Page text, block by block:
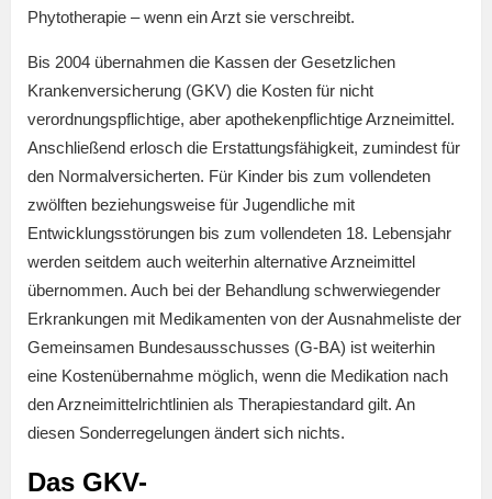
Phytotherapie – wenn ein Arzt sie verschreibt.
Bis 2004 übernahmen die Kassen der Gesetzlichen
Krankenversicherung (GKV) die Kosten für nicht
verordnungspflichtige, aber apothekenpflichtige Arzneimittel.
Anschließend erlosch die Erstattungsfähigkeit, zumindest für
den Normalversicherten. Für Kinder bis zum vollendeten
zwölften beziehungsweise für Jugendliche mit
Entwicklungsstörungen bis zum vollendeten 18. Lebensjahr
werden seitdem auch weiterhin alternative Arzneimittel
übernommen. Auch bei der Behandlung schwerwiegender
Erkrankungen mit Medikamenten von der Ausnahmeliste der
Gemeinsamen Bundesausschusses (G-BA) ist weiterhin
eine Kostenübernahme möglich, wenn die Medikation nach
den Arzneimittelrichtlinien als Therapiestandard gilt. An
diesen Sonderregelungen ändert sich nichts.
Das GKV-